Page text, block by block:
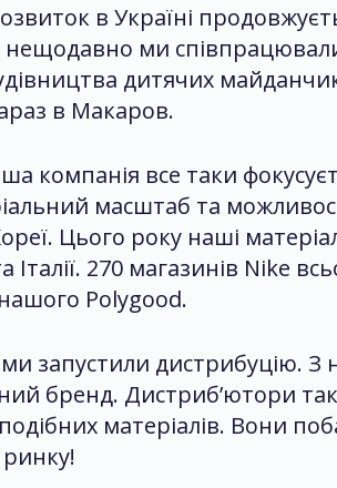
в Україні
ми
дитячих
в Макаров.
компанія все таки
масштаб та
Цього року наші
Італії. 270 магазинів Nike
нашого Polygood.
запустили дистрибуцію.
бренд. Дистриб’ютори
матеріалів. Вони